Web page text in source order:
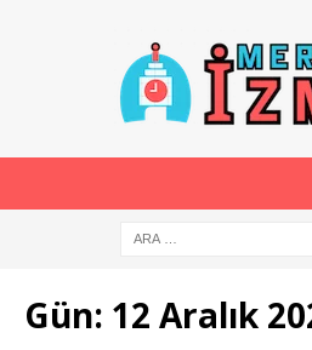
Gün: 12 Aralık